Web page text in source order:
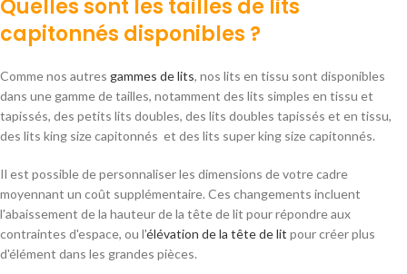
Quelles sont les tailles de lits
capitonnés disponibles ?
Comme nos autres gammes de lits, nos lits en tissu sont disponibles
dans une gamme de tailles, notamment des lits simples en tissu et
tapissés, des petits lits doubles, des lits doubles tapissés et en tissu,
des lits king size capitonnés et des lits super king size capitonnés.
Il est possible de personnaliser les dimensions de votre cadre
moyennant un coût supplémentaire. Ces changements incluent
l'abaissement de la hauteur de la tête de lit pour répondre aux
contraintes d'espace, ou l'élévation de la tête de lit pour créer plus
d'élément dans les grandes pièces.